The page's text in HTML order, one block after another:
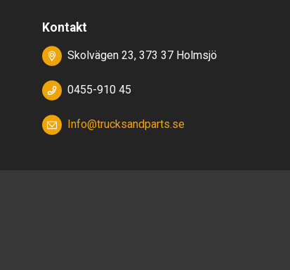
Kontakt
Skolvägen 23, 373 37 Holmsjö
0455-910 45
Info@trucksandparts.se